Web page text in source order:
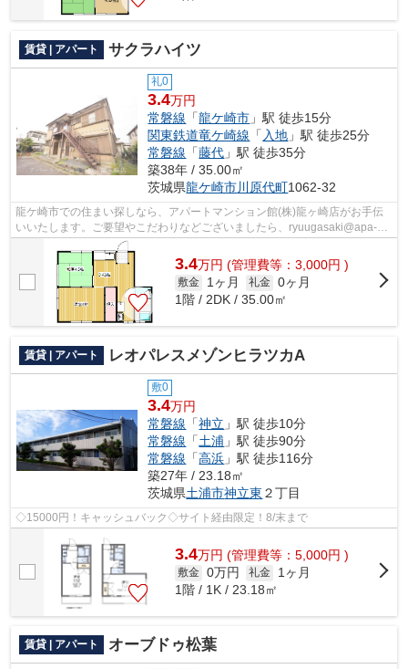
賃貸 | アパート サクラハイツ
礼0
3.4万円
常磐線 「龍ケ崎市 」駅 徒歩15分
関東鉄道竜ケ崎線 「 入地 」駅 徒歩25分
常磐線 「藤代 」駅 徒歩35分
築38年 / 35.00㎡
茨城県龍ケ崎市川原代町1062-32
龍ケ崎市での住まい探しなら、アパートマンション館(株)龍ヶ崎店がお手伝
いいたします。ご要望やこだわりなどございましたら、ryuugasaki@apa-
to.co.jpにてお申し付け下さい。お部屋探...
3.4万円 (管理費等：3,000円 )
敷金 1ヶ月 礼金 0ヶ月
1階 / 2DK / 35.00㎡
賃貸 | アパート レオパレスメゾンヒラツカA
敷0
3.4万円
常磐線 「神立 」駅 徒歩10分
常磐線 「土浦 」駅 徒歩90分
常磐線 「高浜 」駅 徒歩116分
築27年 / 23.18㎡
茨城県土浦市神立東 ２丁目
◇15000円！キャッシュバック◇サイト経由限定！8/末まで
3.4万円 (管理費等：5,000円 )
敷金 0万円 礼金
1ヶ月
1階 / 1K / 23.18㎡
賃貸 | アパート オーブドゥ松葉